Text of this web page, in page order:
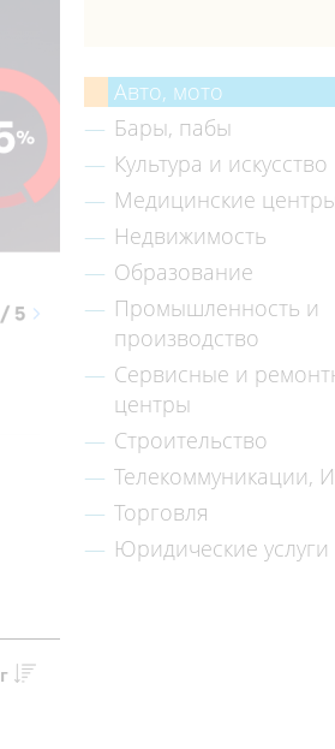
Авто, мото
Бары, пабы
Культура и искусство
Медицинские
Недвижимость
Образование
Промышленность и
производство
Сервисные и
центры
Строительство
Телекоммуникации,
Торговля
Юридические услуги